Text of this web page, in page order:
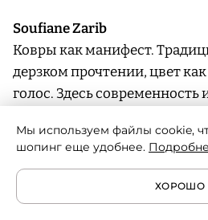
Soufiane Zarib
Ковры как манифест.
дерзком прочтении, цвет
голос. Здесь современность
Dar El Bacha, 16 Sidi Ali Ben
Fatima Zahra Street,
Мы используем файлы cookie,
шопинг еще удобнее.
ХОРОШО